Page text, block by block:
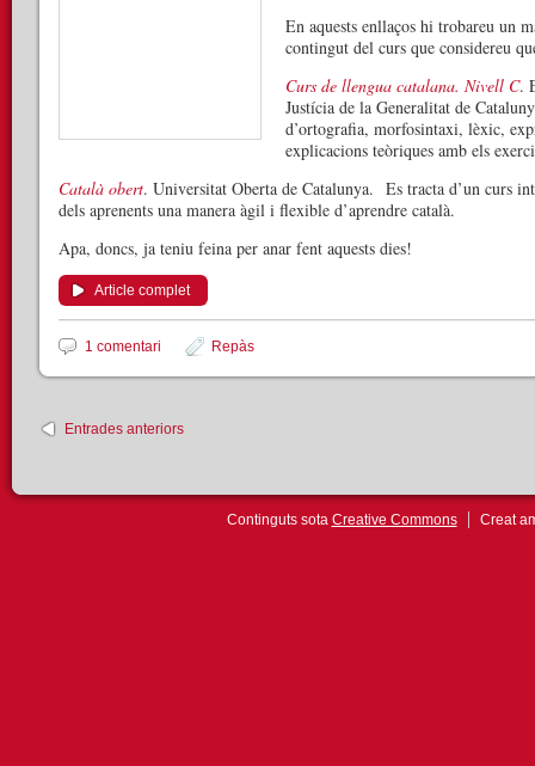
En aquests enllaços hi trobareu un
contingut del curs que considereu
Curs de llengua catalana. Nivell C.
Justícia de la Generalitat de
d’ortografia, morfosintaxi, lèxic,
explicacions teòriques amb els
Català obert. Universitat Oberta de Catalunya. Es tracta d’un curs
dels aprenents una manera àgil i flexible d’aprendre català.
Apa, doncs, ja teniu feina per anar fent aquests dies!
Article complet
1 comentari Repàs
Entrades anteriors
Continguts sota Creative Commons Creat